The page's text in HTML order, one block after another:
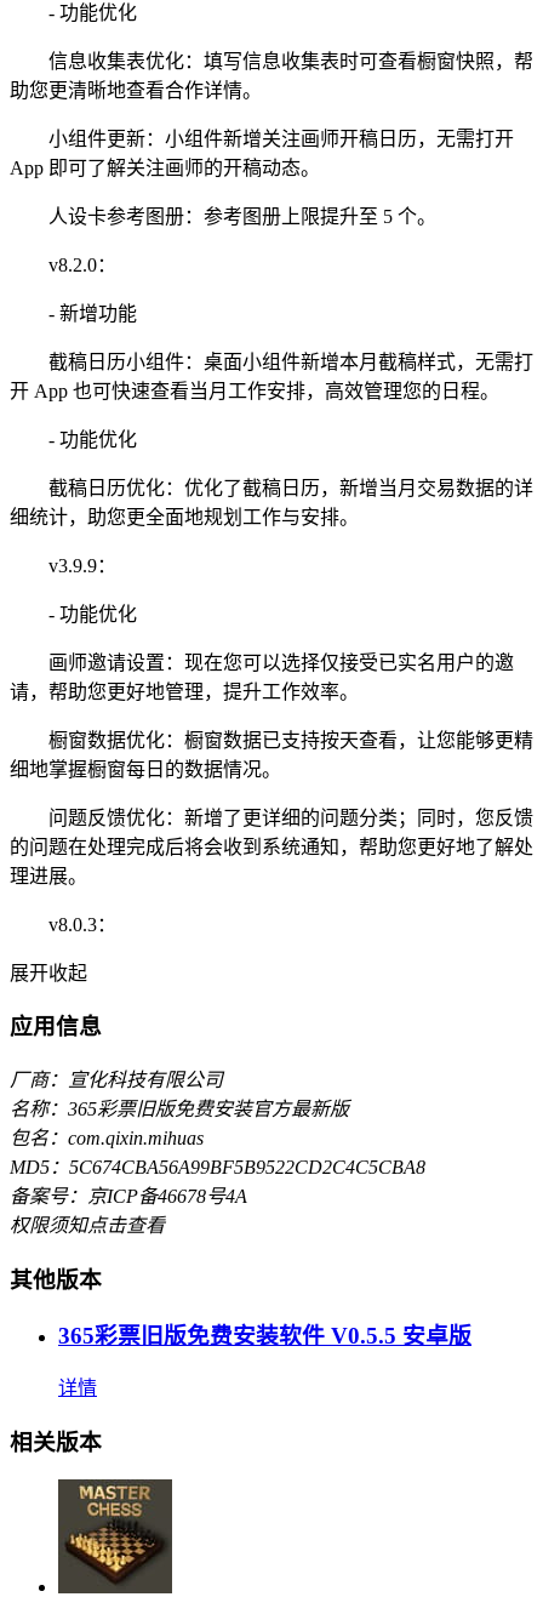
- 功能优化
信息收集表优化：填写信息收集表时可查看橱窗快照，帮
助您更清晰地查看合作详情。
小组件更新：小组件新增关注画师开稿日历，无需打开
App 即可了解关注画师的开稿动态。
人设卡参考图册：参考图册上限提升至 5 个。
v8.2.0：
- 新增功能
截稿日历小组件：桌面小组件新增本月截稿样式，无需打
开 App 也可快速查看当月工作安排，高效管理您的日程。
- 功能优化
截稿日历优化：优化了截稿日历，新增当月交易数据的详
细统计，助您更全面地规划工作与安排。
v3.9.9：
- 功能优化
画师邀请设置：现在您可以选择仅接受已实名用户的邀
请，帮助您更好地管理，提升工作效率。
橱窗数据优化：橱窗数据已支持按天查看，让您能够更精
细地掌握橱窗每日的数据情况。
问题反馈优化：新增了更详细的问题分类；同时，您反馈
的问题在处理完成后将会收到系统通知，帮助您更好地了解处
理进展。
v8.0.3：
展开收起
应用信息
厂商：宣化科技有限公司
名称：365彩票旧版免费安装官方最新版
包名：com.qixin.mihuas
MD5：5C674CBA56A99BF5B9522CD2C4C5CBA8
备案号：京ICP备46678号4A
权限须知点击查看
其他版本
365彩票旧版免费安装软件 V0.5.5 安卓版
详情
相关版本